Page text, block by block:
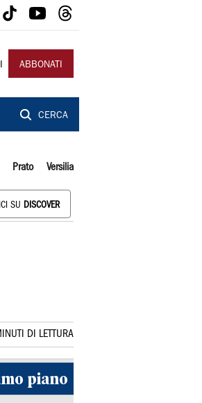
ABBONATI
CERCA
Prato Versilia
SU DISCOVER
DI LETTURA
piano